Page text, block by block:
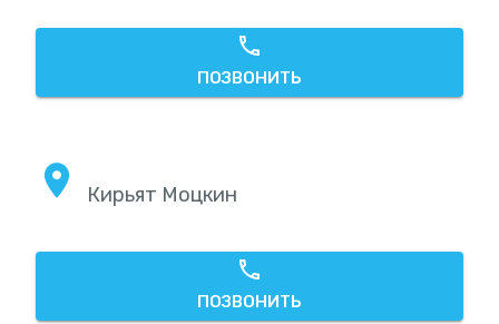
ПОЗВОНИТЬ
Кирьят Моцкин
ПОЗВОНИТЬ